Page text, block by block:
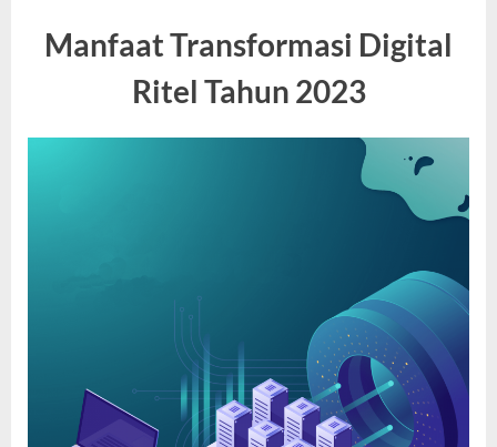
Manfaat Transformasi Digital
Ritel Tahun 2023